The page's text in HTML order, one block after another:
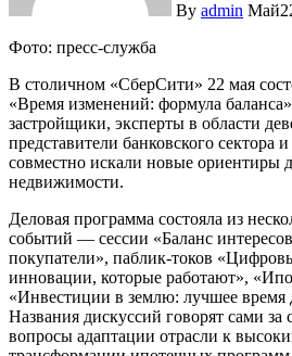
By admin
Фото: пресс-служба
В столичном «СберСити» 22 мая
«Время изменений: формула
застройщики, эксперты в области
представители банковского сектора
совместно искали новые ориентиры
недвижимости.
Деловая программа состояла из
событий — сессии «Баланс
покупатели», паблик-токов
инновации, которые работают»,
«Инвестиции в землю: лучшее время
Названия дискуссий говорят сами за
вопросы адаптации отрасли к